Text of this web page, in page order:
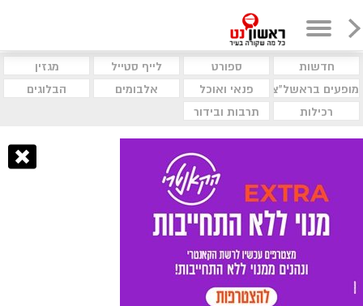
חדשות ספורט לייף סטייל
מגזין
מופעים בראשל"צ
פנאי ואוכל אלבומים
הבלוגים
רכילות
תרבות ובידור